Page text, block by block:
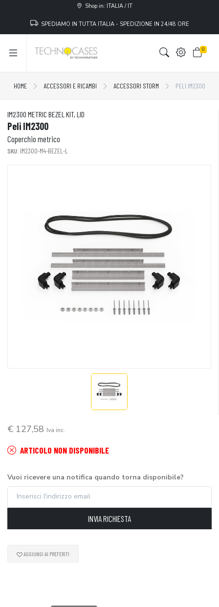
Shop in: ITALIA / IT
SPEDIAMO IN TUTTA ITALIA - SPEDIZIONE IN 24/48 ORE
0
HOME ACCESSORI E RICAMBI ACCESSORI STORM PELI IM2300
IM2300 METRIC BEZEL KIT, LID
Peli IM2300
Coperchio metrico
SKU: IM2300-M4-BEZEL-L
€ 127,58 Iva inc.
ARTICOLO NON DISPONIBILE
Vuoi ricevere una notifica quando torna disponibile?
INVIA RICHIESTA
AGGIUNGI AI PREFERITI